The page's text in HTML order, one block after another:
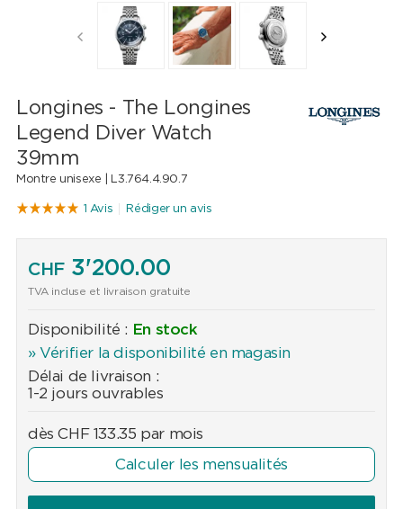
Longines - The Longines
Legend Diver Watch
39mm
Montre unisexe | L3.764.4.90.7
1 Avis Rédiger un avis
CHF3'200.00
TVA incluse et livraison gratuite
Disponibilité : En stock
» Vérifier la disponibilité en magasin
Délai de livraison :
1-2 jours ouvrables
dèsCHF 133.35 par mois
Calculer les mensualités